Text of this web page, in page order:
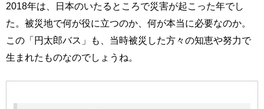
2018年は、日本のいたるところで災害が起こった年でし
た。被災地で何が役に立つのか、何が本当に必要なのか。
この「円太郎バス」も、当時被災した方々の知恵や努力で
生まれたものなのでしょうね。